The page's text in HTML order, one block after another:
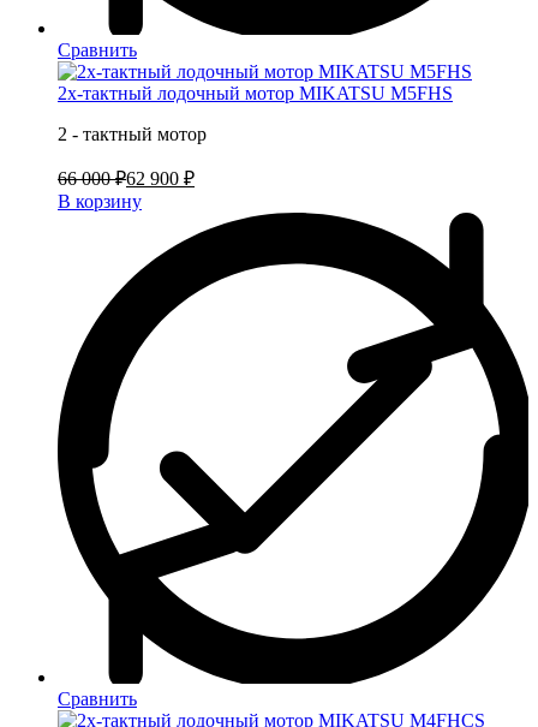
Сравнить
2х-тактный лодочный мотор MIKATSU M5FHS
2 - тактный мотор
66 000 ₽62 900 ₽
В корзину
Сравнить